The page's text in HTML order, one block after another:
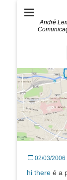
André
Posted
02/03/2006
hi there é a